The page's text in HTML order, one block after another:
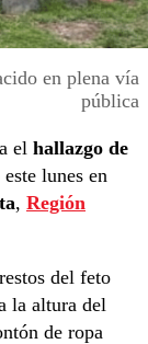
en plena vía
pública
el hallazgo de
lunes en
, Región
del feto
la altura del
de ropa